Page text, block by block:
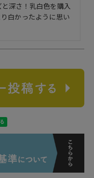
深さ！乳白色を購入
白かったように思い